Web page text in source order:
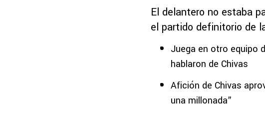
El delantero no estaba
el partido definitorio de
Juega en otro equipo
hablaron de Chivas
Afición de Chivas
una millonada”